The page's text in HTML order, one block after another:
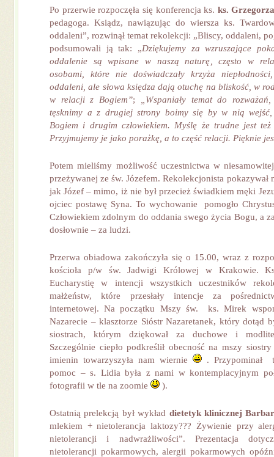
Po przerwie rozpoczęła się konferencja ks. ks.
pedagoga. Ksiądz, nawiązując do wiersza ks.
oddaleni”, rozwinął temat rekolekcji: „Bliscy, oddaleni,
podsumowali ją tak: „Dziękujemy za wzruszające
oddalenie są wpisane w naszą naturę, często w
osobami, które nie doświadczały krzyża
oddaleni, ale słowa księdza dają otuchę na bliskość, w
w relacji z Bogiem”;
„Wspaniały temat do
tęsknimy a z drugiej strony boimy się by w nią
Bogiem i drugim człowiekiem. Myślę że trudne jest
Przyjmujemy je jako porażkę, a to część relacji. Pięknie
Potem mieliśmy możliwość uczestnictwa w
przeżywanej ze św. Józefem. Rekolekcjonista
jak Józef – mimo, iż nie był przecież świadkiem męki
ojciec postawę Syna. To wychowanie pomogło
Człowiekiem zdolnym do oddania swego życia Bogu, a
dosłownie – za ludzi.
Przerwa obiadowa zakończyła się o 15.00, wraz z
kościoła p/w św. Jadwigi Królowej w Krakowie.
Eucharystię w intencji wszystkich uczestników
małżeństw, które przesłały intencje za
internetowej. Na początku Mszy św. ks. Mirek
Nazarecie – klasztorze Sióstr Nazaretanek, który dotąd
siostrach, którym dziękował za duchowe i
Szczególnie ciepło podkreślił obecność na mszy
imienin towarzyszyła nam wiernie
. Przypominał
pomoc – s. Lidia była z nami w kontemplacyjnym
fotografii w tle na zoomie
).
Ostatnią prelekcją był wykład dietetyk klinicznej
mlekiem + nietolerancja laktozy??? Żywienie przy
nietolerancji i nadwrażliwości”. Prezentacja
nietolerancji pokarmowych, alergii pokarmowych